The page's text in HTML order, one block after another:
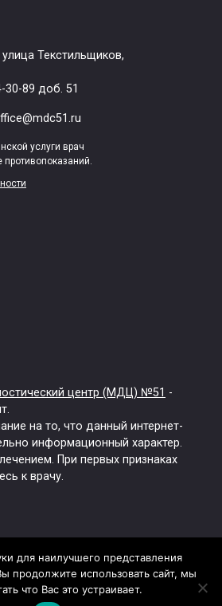
Текстильщиков,
30-89 доб. 51
услуги врач
противопоказаний.
центр (МДЦ) №51 -
на то, что данный интернет-
информационный характер.
При первых признаках
к врачу.
для наилучшего представления
продолжите использовать сайт, мы
что Вас это устраивает.